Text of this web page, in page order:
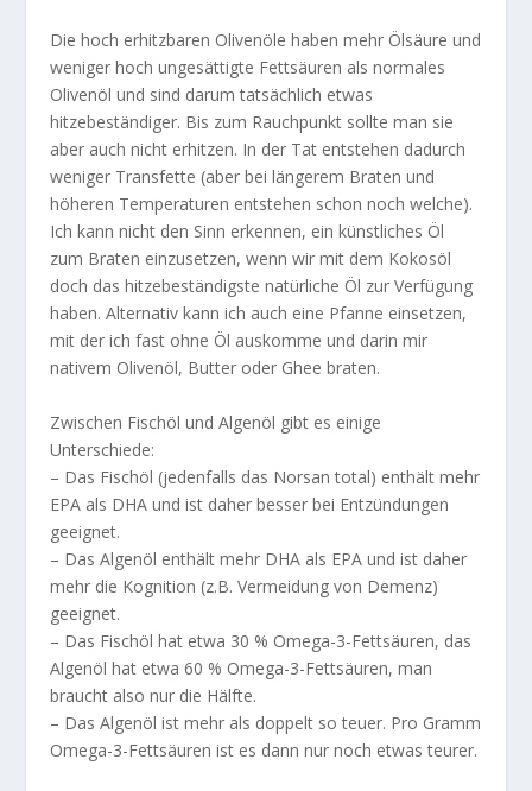
Die hoch erhitzbaren Olivenöle haben mehr Ölsäure und
weniger hoch ungesättigte Fettsäuren als normales
Olivenöl und sind darum tatsächlich etwas
hitzebeständiger. Bis zum Rauchpunkt sollte man sie
aber auch nicht erhitzen. In der Tat entstehen dadurch
weniger Transfette (aber bei längerem Braten und
höheren Temperaturen entstehen schon noch welche).
Ich kann nicht den Sinn erkennen, ein künstliches Öl
zum Braten einzusetzen, wenn wir mit dem Kokosöl
doch das hitzebeständigste natürliche Öl zur Verfügung
haben. Alternativ kann ich auch eine Pfanne einsetzen,
mit der ich fast ohne Öl auskomme und darin mir
nativem Olivenöl, Butter oder Ghee braten.
Zwischen Fischöl und Algenöl gibt es einige
Unterschiede:
– Das Fischöl (jedenfalls das Norsan total) enthält mehr
EPA als DHA und ist daher besser bei Entzündungen
geeignet.
– Das Algenöl enthält mehr DHA als EPA und ist daher
mehr die Kognition (z.B. Vermeidung von Demenz)
geeignet.
– Das Fischöl hat etwa 30 % Omega-3-Fettsäuren, das
Algenöl hat etwa 60 % Omega-3-Fettsäuren, man
braucht also nur die Hälfte.
– Das Algenöl ist mehr als doppelt so teuer. Pro Gramm
Omega-3-Fettsäuren ist es dann nur noch etwas teurer.